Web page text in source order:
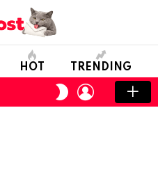
HOT TRENDING
SWITCH
SKIN
LOGIN